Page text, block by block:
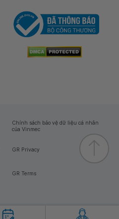
Chính sách bảo vệ dữ liệu cá nhân
của Vinmec
GR Privacy
GR Terms